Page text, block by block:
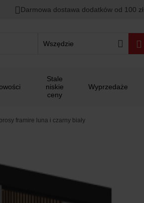
Darmowa dostawa dodatków od 100 zł
Wszędzie
Stale
niskie
ceny
Wyprzedaże
framire luna i czarny biały